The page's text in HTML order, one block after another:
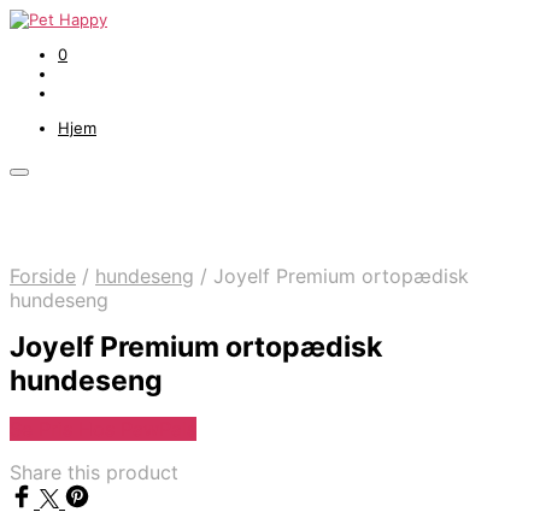
0
Hjem
Forside / hundeseng / Joyelf Premium ortopædisk
hundeseng
Joyelf Premium ortopædisk
hundeseng
Share this product